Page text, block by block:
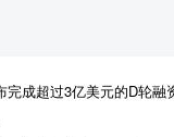
成超过3亿美元的D轮